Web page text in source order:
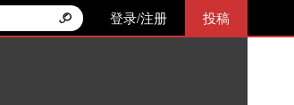
登录/注册 投稿